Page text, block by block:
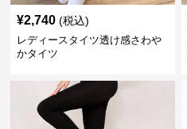
¥2,740 (税込)
レディースタイツ透け感さわや
かタイツ